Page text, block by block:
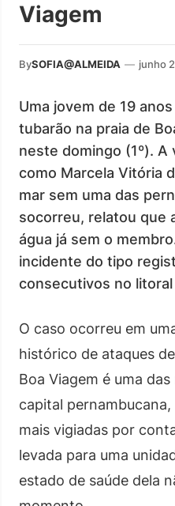
Viagem
BySOFIA@ALMEIDA — junho
Uma jovem de 19
tubarão na praia de
neste domingo (1º). A
como Marcela Vitória
mar sem uma das
socorreu, relatou que
água já sem o
incidente do tipo
consecutivos no
O caso ocorreu em
histórico de ataques
Boa Viagem é uma
capital
mais vigiadas por
levada para uma
estado de saúde dela